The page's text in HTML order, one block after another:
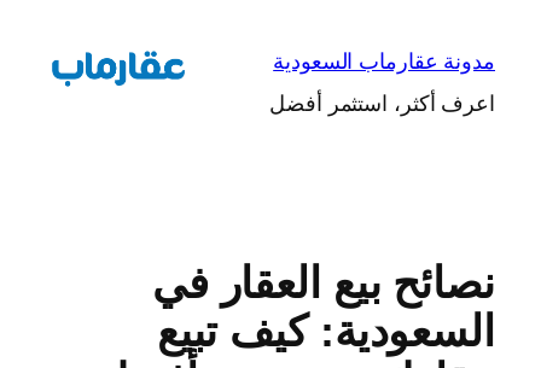
مدونة عقارماب السعودية
اعرف أكثر، استثمر أفضل
نصائح بيع العقار في
السعودية: كيف تبيع